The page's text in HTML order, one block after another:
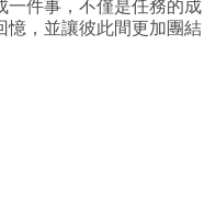
憶，並讓彼此間更加團結